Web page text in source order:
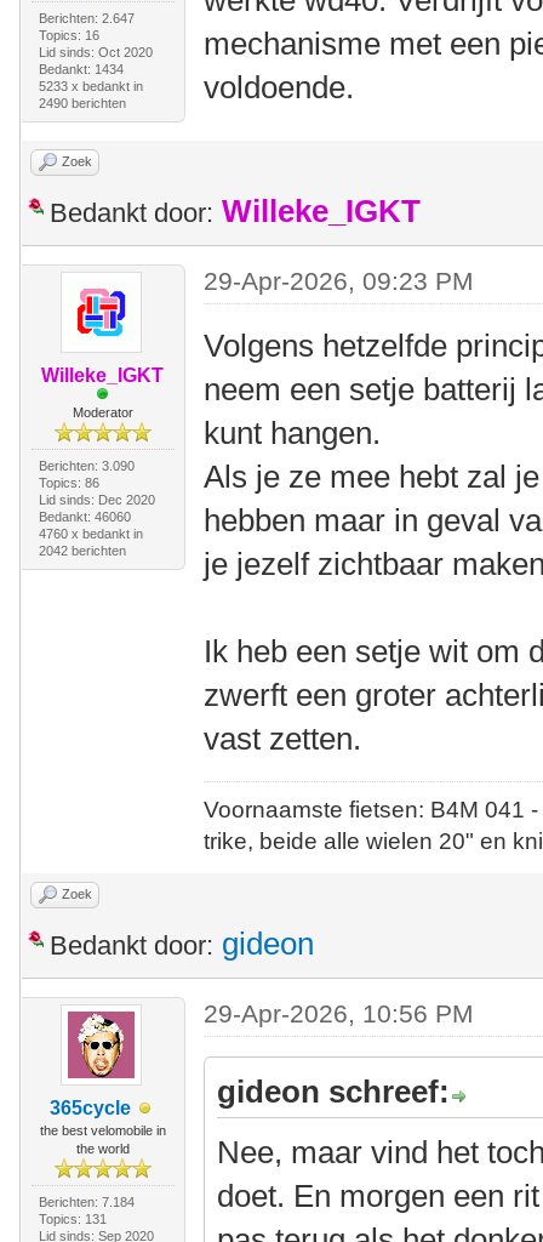
Berichten: 2.647
Topics: 16
Lid sinds: Oct 2020
Bedankt: 1434
5233 x bedankt in
2490 berichten
mechanisme met een
voldoende.
Zoek
Bedankt door: Willeke_IGKT
Willeke_IGKT
Moderator
Berichten: 3.090
Topics: 86
Lid sinds: Dec 2020
Bedankt: 46060
4760 x bedankt in
2042 berichten
29-Apr-2026, 09:23 PM
Volgens hetzelfde
neem een setje batterij
kunt hangen.
Als je ze mee hebt zal
hebben maar in geval
je jezelf zichtbaar
Ik heb een setje wit om
zwerft een groter
vast zetten.
Voornaamste fietsen: B4M
trike, beide alle wielen 20" en
Zoek
Bedankt door: gideon
365cycle
the best velomobile in
the world
Berichten: 7.184
Topics: 131
Lid sinds: Sep 2020
29-Apr-2026, 10:56 PM
gideon schreef:
Nee, maar vind het
doet. En morgen een